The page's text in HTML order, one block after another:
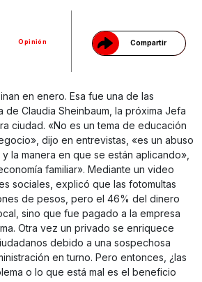
Opinión Compartir
en enero. Esa fue una de las
de Claudia Sheinbaum, la próxima Jefa
ciudad. «No es un tema de educación
dijo en entrevistas, «es un abuso
la manera en que se están aplicando»,
familiar». Mediante un video
sociales, explicó que las fotomultas
de pesos, pero el 46% del dinero
sino que fue pagado a la empresa
Otra vez un privado se enriquece
debido a una sospechosa
en turno. Pero entonces, ¿las
o lo que está mal es el beneficio